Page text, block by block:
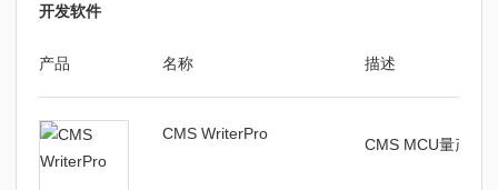
开发软件
产品 名称 描述
CMS WriterPro
CMS MCU量产烧